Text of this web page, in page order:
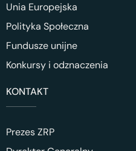
Unia Europejska
Polityka Społeczna
Fundusze unijne
Konkursy i odznaczenia
KONTAKT
Prezes ZRP